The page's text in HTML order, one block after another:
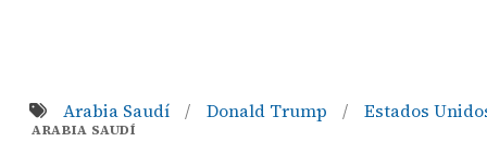
Arabia Saudí / Donald Trump / Estados
ARABIA SAUDÍ